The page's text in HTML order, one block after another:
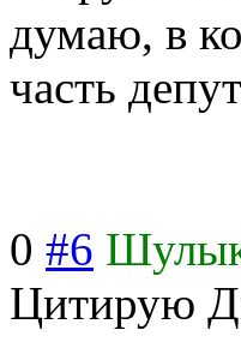
думаю, в
часть
0 #6
Цитирую